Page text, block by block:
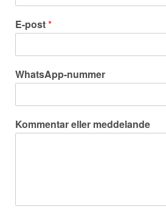
E-post*
WhatsApp-nummer
Kommentar eller meddelande